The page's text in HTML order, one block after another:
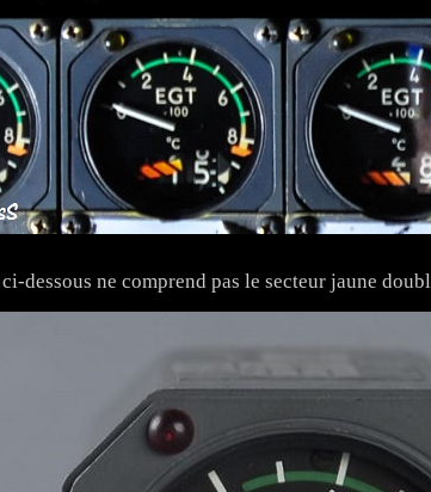
dessous ne comprend pas le secteur jaune